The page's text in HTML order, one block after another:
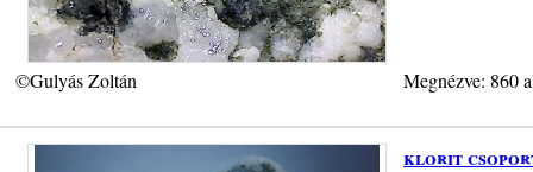
©Gulyás Zoltán Megnézve: 860
klorit